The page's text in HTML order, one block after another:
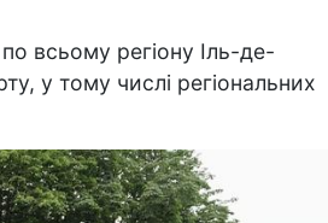
всьому регіону Іль-де-
у тому числі регіональних